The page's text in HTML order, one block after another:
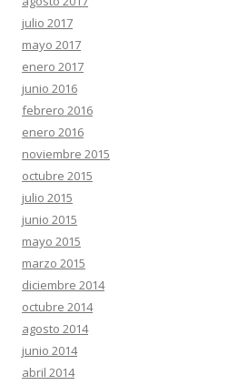
julio 2017
mayo 2017
enero 2017
junio 2016
febrero 2016
enero 2016
noviembre 2015
octubre 2015
julio 2015
junio 2015
mayo 2015
marzo 2015
diciembre 2014
octubre 2014
agosto 2014
junio 2014
abril 2014